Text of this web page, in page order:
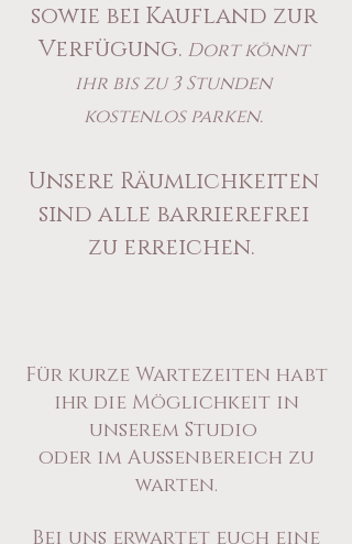
sowie bei Kaufland zur
Verfügung. Dort könnt
ihr bis zu 3 Stunden
kostenlos parken.
Unsere Räumlichkeiten
sind alle barrierefrei
zu erreichen.
Für kurze Wartezeiten habt
ihr die Möglichkeit in
unserem Studio
oder im Außenbereich zu
warten.
Bei uns erwartet euch eine